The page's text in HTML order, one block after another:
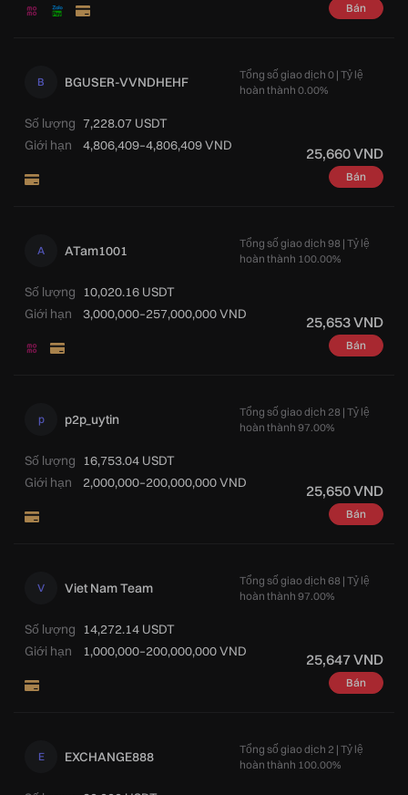
Bán
B BGUSER-VVNDHEHF
Tổng số giao dịch 0 | Tỷ lệ
hoàn thành 0.00%
Số lượng
Giới hạn
7,228.07 USDT
4,806,409–4,806,409 VND
25,660 VND
Bán
A ATam1001
Tổng số giao dịch 98 | Tỷ lệ
hoàn thành 100.00%
Số lượng
Giới hạn
10,020.16 USDT
3,000,000–257,000,000 VND
25,653 VND
Bán
p p2p_uytin
Tổng số giao dịch 28 | Tỷ lệ
hoàn thành 97.00%
Số lượng
Giới hạn
16,753.04 USDT
2,000,000–200,000,000 VND
25,650 VND
Bán
V Viet Nam Team
Tổng số giao dịch 68 | Tỷ lệ
hoàn thành 97.00%
Số lượng
Giới hạn
14,272.14 USDT
1,000,000–200,000,000 VND
25,647 VND
Bán
E EXCHANGE888
Tổng số giao dịch 2 | Tỷ lệ
hoàn thành 100.00%